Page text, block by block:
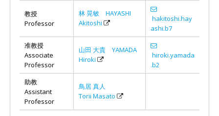
教授
Professor
林 晃敏 HAYASHI
Akitoshi
hakitoshi.hay
ashi.b7
准教授
Associate
Professor
山田 大貴 YAMADA
Hiroki
hiroki.yamada
.b2
助教
Assistant
Professor
鳥居 真人
Torii Masato